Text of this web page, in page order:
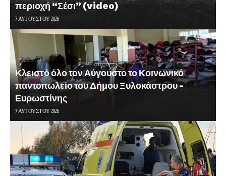
περιοχή “Σέσι” (video)
7 ΑΥΓΟΎΣΤΟΥ 2026
Κλειστό όλο τον Αύγουστο το Κοινωνικό
παντοπωλείο του Δήμου Ξυλοκάστρου –
Ευρωστίνης
7 ΑΥΓΟΎΣΤΟΥ 2026